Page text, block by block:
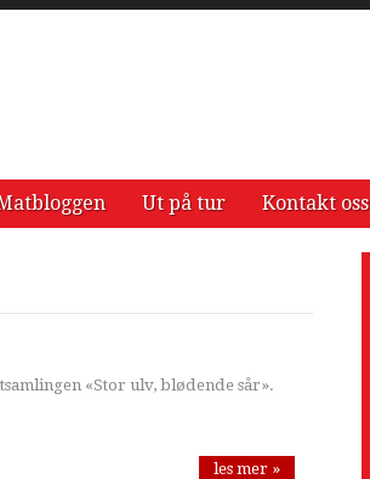
Ut på tur Kontakt oss
«Stor ulv, blødende sår».
les mer »